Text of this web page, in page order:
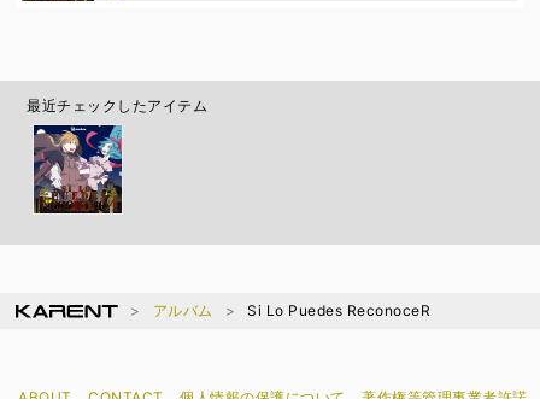
最近チェックしたアイテム
アルバム Si Lo Puedes ReconoceR